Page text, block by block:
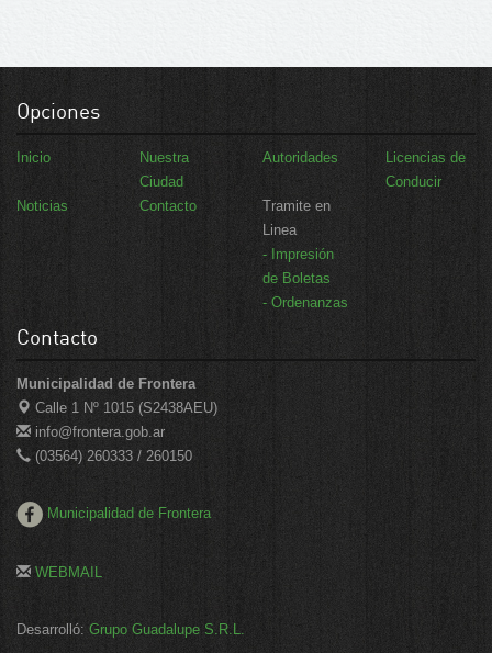
Opciones
Inicio
Nuestra
Ciudad
Autoridades
Licencias de
Conducir
Noticias
Contacto
Tramite en
Linea
- Impresión
de Boletas
- Ordenanzas
Contacto
Municipalidad de Frontera
Calle 1 Nº 1015 (S2438AEU)
info@frontera.gob.ar
(03564) 260333 / 260150
Municipalidad de Frontera
WEBMAIL
Desarrolló: Grupo Guadalupe S.R.L.